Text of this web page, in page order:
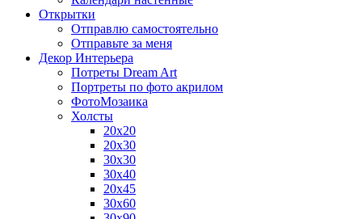
Открытки
Отправлю самостоятельно
Отправьте за меня
Декор Интерьера
Потреты Dream Art
Портреты по фото акрилом
ФотоМозаика
Холсты
20х20
20х30
30х30
30х40
20х45
30х60